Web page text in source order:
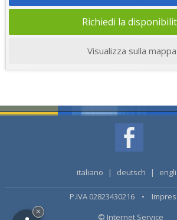
Richiedi la
Visualizza sulla mappa
italiano | deutsch |
P.IVA 02823430216 •
© Internet Service
×